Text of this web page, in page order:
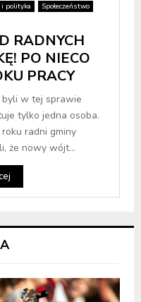
i polityka
Społeczeństwo
RADNYCH
PO NIECO
PRACY
byli w tej sprawie
tylko jedna osoba.
radni gminy
że nowy wójt...